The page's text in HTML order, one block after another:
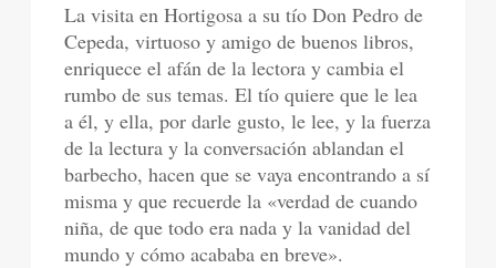
La visita en Hortigosa a su tío Don Pedro de
Cepeda, virtuoso y amigo de buenos libros,
enriquece el afán de la lectora y cambia el
rumbo de sus temas. El tío quiere que le lea
a él, y ella, por darle gusto, le lee, y la fuerza
de la lectura y la conversación ablandan el
barbecho, hacen que se vaya encontrando a sí
misma y que recuerde la «verdad de cuando
niña, de que todo era nada y la vanidad del
mundo y cómo acababa en breve».